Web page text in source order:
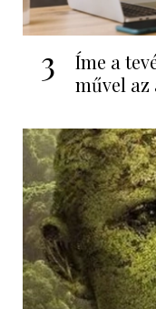
3
Íme a
művel az